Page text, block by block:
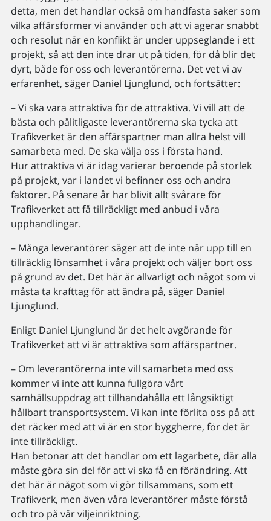
detta, men det handlar också om handfasta saker som
vilka affärsformer vi använder och att vi agerar snabbt
och resolut när en konflikt är under uppseglande i ett
projekt, så att den inte drar ut på tiden, för då blir det
dyrt, både för oss och leverantörerna. Det vet vi av
erfarenhet, säger Daniel Ljunglund, och fortsätter:
– Vi ska vara attraktiva för de attraktiva. Vi vill att de
bästa och pålitligaste leverantörerna ska tycka att
Trafikverket är den affärspartner man allra helst vill
samarbeta med. De ska välja oss i första hand.
Hur attraktiva vi är idag varierar beroende på storlek
på projekt, var i landet vi befinner oss och andra
faktorer. På senare år har blivit allt svårare för
Trafikverket att få tillräckligt med anbud i våra
upphandlingar.
– Många leverantörer säger att de inte når upp till en
tillräcklig lönsamhet i våra projekt och väljer bort oss
på grund av det. Det här är allvarligt och något som vi
måsta ta krafttag för att ändra på, säger Daniel
Ljunglund.
Enligt Daniel Ljunglund är det helt avgörande för
Trafikverket att vi är attraktiva som affärspartner.
– Om leverantörerna inte vill samarbeta med oss
kommer vi inte att kunna fullgöra vårt
samhällsuppdrag att tillhandahålla ett långsiktigt
hållbart transportsystem. Vi kan inte förlita oss på att
det räcker med att vi är en stor byggherre, för det är
inte tillräckligt.
Han betonar att det handlar om ett lagarbete, där alla
måste göra sin del för att vi ska få en förändring. Att
det här är något som vi gör tillsammans, som ett
Trafikverk, men även våra leverantörer måste förstå
och tro på vår viljeinriktning.